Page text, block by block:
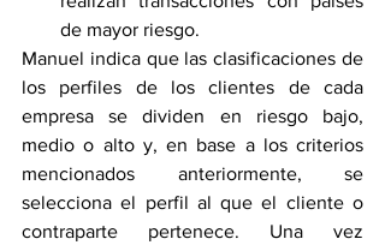
de mayor riesgo.
Manuel indica que las clasificaciones de
los perfiles de los clientes de cada
empresa se dividen en riesgo bajo,
medio o alto y, en base a los criterios
mencionados anteriormente, se
selecciona el perfil al que el cliente o
contraparte pertenece. Una vez